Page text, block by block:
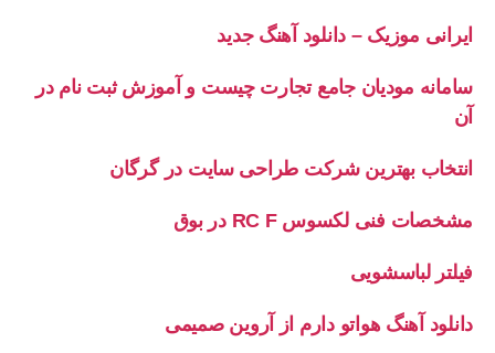
ایرانی موزیک – دانلود آهنگ جدید
سامانه مودیان جامع تجارت چیست و آموزش ثبت نام در
آن
انتخاب بهترین شرکت طراحی سایت در گرگان
مشخصات فنی لکسوس RC F در بوق
فیلتر لباسشویی
دانلود آهنگ هواتو دارم از آروین صمیمی